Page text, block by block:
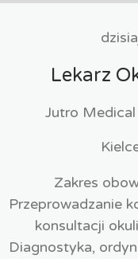
Lekarz
Jutro Medical
Zakres
Przeprowadzanie
konsultacji
Diagnostyka,